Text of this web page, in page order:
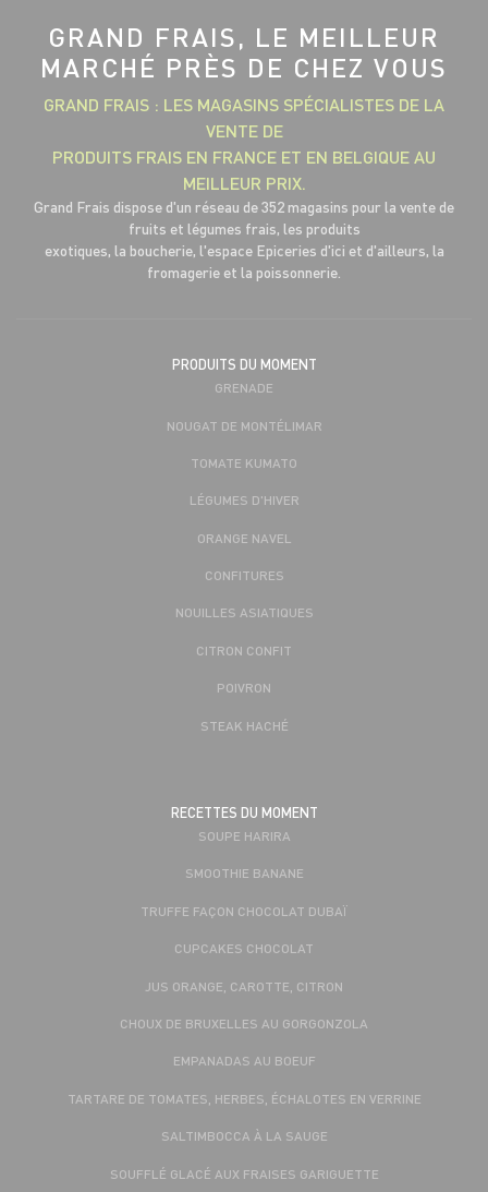
GRAND FRAIS, LE MEILLEUR
MARCHÉ PRÈS DE CHEZ VOUS
GRAND FRAIS : LES MAGASINS SPÉCIALISTES DE LA
VENTE DE
PRODUITS FRAIS EN FRANCE ET EN BELGIQUE AU
MEILLEUR PRIX.
Grand Frais dispose d'un réseau de 352 magasins pour la vente de
fruits et légumes frais, les produits
exotiques, la boucherie, l'espace Epiceries d'ici et d'ailleurs, la
fromagerie et la poissonnerie.
PRODUITS DU MOMENT
GRENADE
NOUGAT DE MONTÉLIMAR
TOMATE KUMATO
LÉGUMES D'HIVER
ORANGE NAVEL
CONFITURES
NOUILLES ASIATIQUES
CITRON CONFIT
POIVRON
STEAK HACHÉ
RECETTES DU MOMENT
SOUPE HARIRA
SMOOTHIE BANANE
TRUFFE FAÇON CHOCOLAT DUBAÏ
CUPCAKES CHOCOLAT
JUS ORANGE, CAROTTE, CITRON
CHOUX DE BRUXELLES AU GORGONZOLA
EMPANADAS AU BOEUF
TARTARE DE TOMATES, HERBES, ÉCHALOTES EN VERRINE
SALTIMBOCCA À LA SAUGE
SOUFFLÉ GLACÉ AUX FRAISES GARIGUETTE